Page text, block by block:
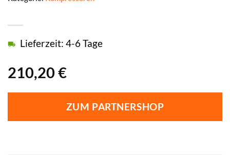
210,20 €
Lieferzeit: 4-6 Tage
ZUM PARTNERSHOP